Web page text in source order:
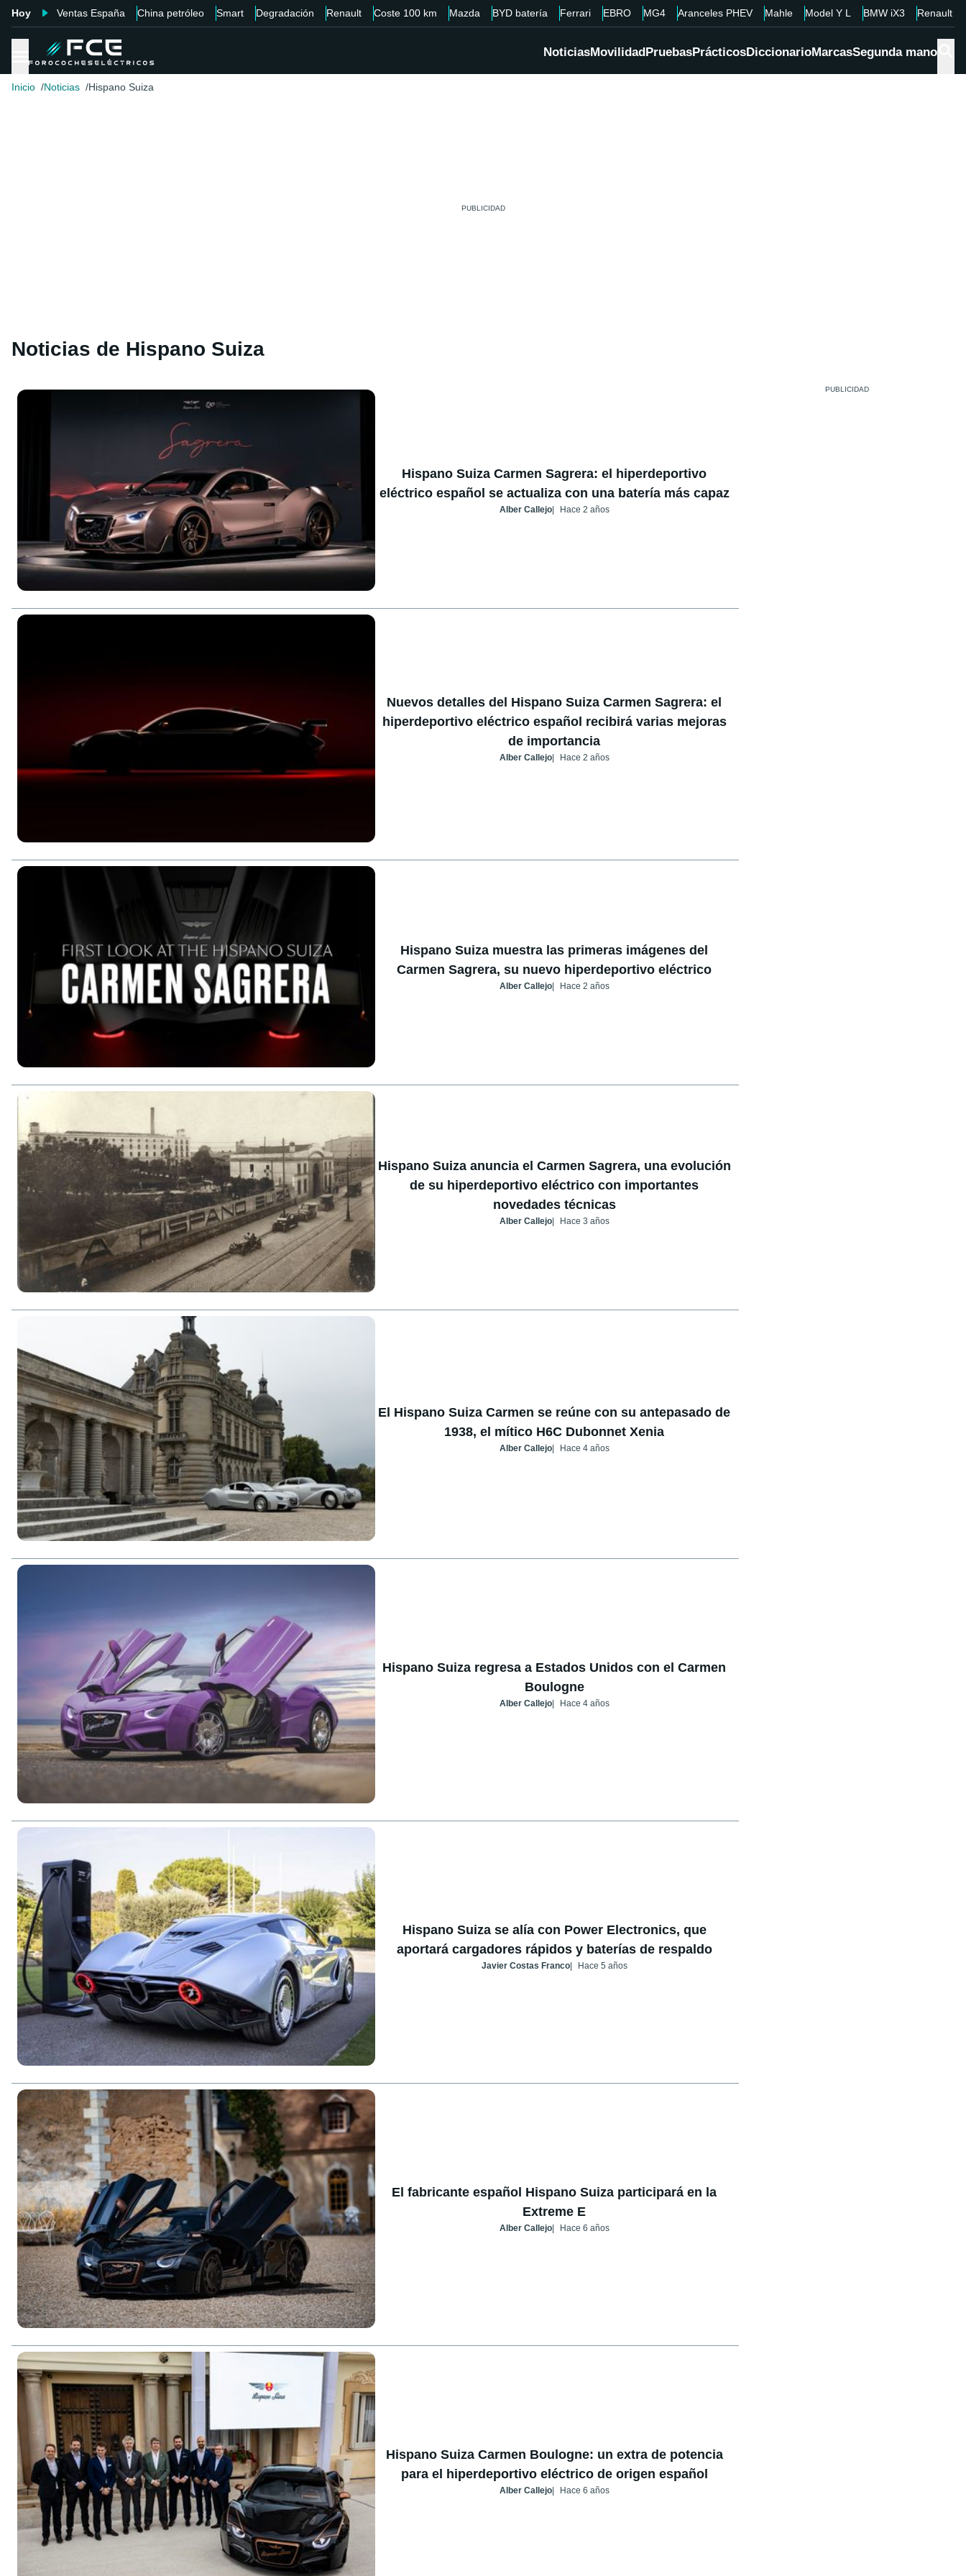
Hoy Ventas España China petróleo Smart Degradación Renault Coste 100 km Mazda BYD batería Ferrari EBRO MG4 Aranceles PHEV Mahle Model Y L BMW iX3 Renault
NoticiasMovilidadPruebasPrácticosDiccionarioMarcasSegunda mano
Inicio Noticias Hispano Suiza
Noticias de Hispano Suiza
Hispano Suiza Carmen Sagrera: el hiperdeportivo
eléctrico español se actualiza con una batería más capaz
Alber Callejo Hace 2 años
Nuevos detalles del Hispano Suiza Carmen Sagrera: el
hiperdeportivo eléctrico español recibirá varias mejoras
de importancia
Alber Callejo Hace 2 años
Hispano Suiza muestra las primeras imágenes del
Carmen Sagrera, su nuevo hiperdeportivo eléctrico
Alber Callejo Hace 2 años
Hispano Suiza anuncia el Carmen Sagrera, una evolución
de su hiperdeportivo eléctrico con importantes
novedades técnicas
Alber Callejo Hace 3 años
El Hispano Suiza Carmen se reúne con su antepasado de
1938, el mítico H6C Dubonnet Xenia
Alber Callejo Hace 4 años
Hispano Suiza regresa a Estados Unidos con el Carmen
Boulogne
Alber Callejo Hace 4 años
Hispano Suiza se alía con Power Electronics, que
aportará cargadores rápidos y baterías de respaldo
Javier Costas Franco Hace 5 años
El fabricante español Hispano Suiza participará en la
Extreme E
Alber Callejo Hace 6 años
Hispano Suiza Carmen Boulogne: un extra de potencia
para el hiperdeportivo eléctrico de origen español
Alber Callejo Hace 6 años